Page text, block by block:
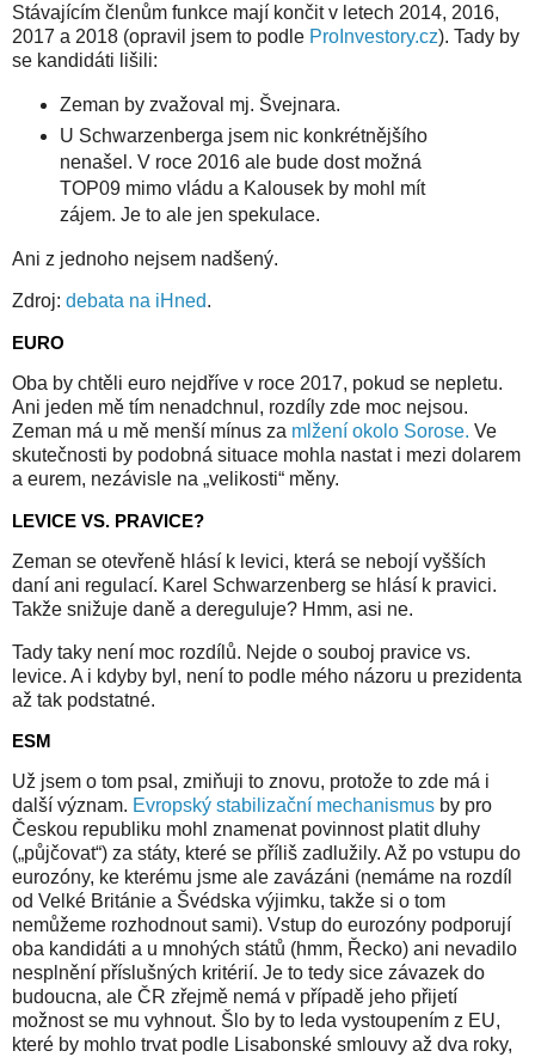
Stávajícím členům funkce mají končit v letech 2014, 2016,
2017 a 2018 (opravil jsem to podle ProInvestory.cz). Tady by
se kandidáti lišili:
Zeman by zvažoval mj. Švejnara.
U Schwarzenberga jsem nic konkrétnějšího
nenašel. V roce 2016 ale bude dost možná
TOP09 mimo vládu a Kalousek by mohl mít
zájem. Je to ale jen spekulace.
Ani z jednoho nejsem nadšený.
Zdroj: debata na iHned.
EURO
Oba by chtěli euro nejdříve v roce 2017, pokud se nepletu.
Ani jeden mě tím nenadchnul, rozdíly zde moc nejsou.
Zeman má u mě menší mínus za mlžení okolo Sorose. Ve
skutečnosti by podobná situace mohla nastat i mezi dolarem
a eurem, nezávisle na „velikosti“ měny.
LEVICE VS. PRAVICE?
Zeman se otevřeně hlásí k levici, která se nebojí vyšších
daní ani regulací. Karel Schwarzenberg se hlásí k pravici.
Takže snižuje daně a dereguluje? Hmm, asi ne.
Tady taky není moc rozdílů. Nejde o souboj pravice vs.
levice. A i kdyby byl, není to podle mého názoru u prezidenta
až tak podstatné.
ESM
Už jsem o tom psal, zmiňuji to znovu, protože to zde má i
další význam. Evropský stabilizační mechanismus by pro
Českou republiku mohl znamenat povinnost platit dluhy
(„půjčovat“) za státy, které se příliš zadlužily. Až po vstupu do
eurozóny, ke kterému jsme ale zavázáni (nemáme na rozdíl
od Velké Británie a Švédska výjimku, takže si o tom
nemůžeme rozhodnout sami). Vstup do eurozóny podporují
oba kandidáti a u mnohých států (hmm, Řecko) ani nevadilo
nesplnění příslušných kritérií. Je to tedy sice závazek do
budoucna, ale ČR zřejmě nemá v případě jeho přijetí
možnost se mu vyhnout. Šlo by to leda vystoupením z EU,
které by mohlo trvat podle Lisabonské smlouvy až dva roky,